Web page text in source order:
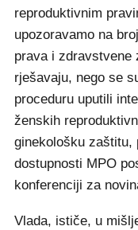
reproduktivnim
upozoravamo na
prava i zdravstvene
rješavaju, nego se
proceduru uputili
ženskih
ginekološku zaštitu,
dostupnosti MPO
konferenciji za
Vlada, ističe, u